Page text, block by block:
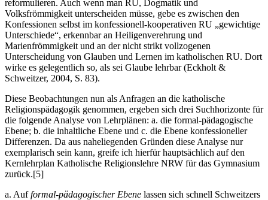
reformulieren. Auch wenn man RU, Dogmatik und
Volksfrömmigkeit unterscheiden müsse, gebe es zwischen den
Konfessionen selbst im konfessionell-kooperativen RU „gewichtige
Unterschiede“, erkennbar an Heiligenverehrung und
Marienfrömmigkeit und an der nicht strikt vollzogenen
Unterscheidung von Glauben und Lernen im katholischen RU. Dort
wirke es gelegentlich so, als sei Glaube lehrbar (Eckholt &
Schweitzer, 2004, S. 83).
Diese Beobachtungen nun als Anfragen an die katholische
Religionspädagogik genommen, ergeben sich drei Suchhorizonte für
die folgende Analyse von Lehr­plänen: a. die formal-pädagogische
Ebene; b. die inhaltliche Ebene und c. die Ebene konfessioneller
Differenzen. Da aus naheliegenden Gründen diese Analyse nur
exemplarisch sein kann, greife ich hierfür hauptsächlich auf den
Kernlehrplan Katholische Religionslehre NRW für das Gymnasium
zurück.[5]
a. Aufformal-pädagogischer Ebene lassen sich schnell Schweitzers